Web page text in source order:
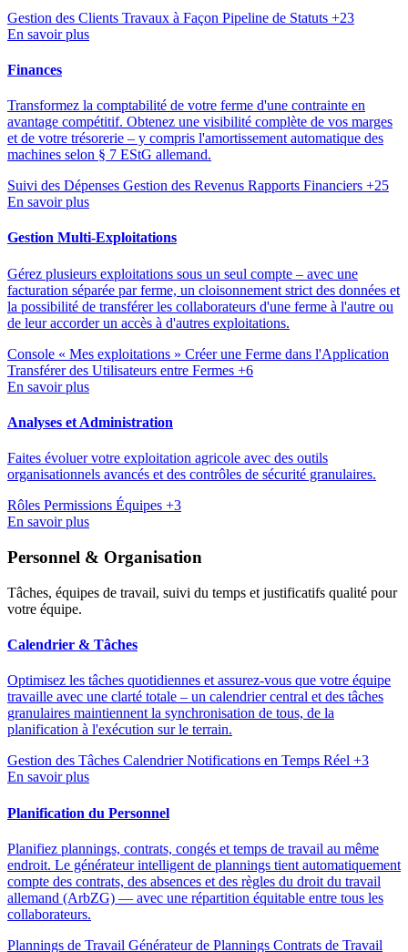
Gestion des Clients Travaux à Façon Pipeline de Statuts +23
En savoir plus
Finances
Transformez la comptabilité de votre ferme d'une contrainte en
avantage compétitif. Obtenez une visibilité complète de vos marges
et de votre trésorerie – y compris l'amortissement automatique des
machines selon § 7 EStG allemand.
Suivi des Dépenses Gestion des Revenus Rapports Financiers +25
En savoir plus
Gestion Multi-Exploitations
Gérez plusieurs exploitations sous un seul compte – avec une
facturation séparée par ferme, un cloisonnement strict des données et
la possibilité de transférer les collaborateurs d'une ferme à l'autre ou
de leur accorder un accès à d'autres exploitations.
Console « Mes exploitations » Créer une Ferme dans l'Application
Transférer des Utilisateurs entre Fermes +6
En savoir plus
Analyses et Administration
Faites évoluer votre exploitation agricole avec des outils
organisationnels avancés et des contrôles de sécurité granulaires.
Rôles Permissions Équipes +3
En savoir plus
Personnel & Organisation
Tâches, équipes de travail, suivi du temps et justificatifs qualité pour
votre équipe.
Calendrier & Tâches
Optimisez les tâches quotidiennes et assurez-vous que votre équipe
travaille avec une clarté totale – un calendrier central et des tâches
granulaires maintiennent la synchronisation de tous, de la
planification à l'exécution sur le terrain.
Gestion des Tâches CalendrierNotifications en Temps Réel +3
En savoir plus
Planification du Personnel
Planifiez plannings, contrats, congés et temps de travail au même
endroit. Le générateur intelligent de plannings tient automatiquement
compte des contrats, des absences et des règles du droit du travail
allemand (ArbZG) — avec une répartition équitable entre tous les
collaborateurs.
Plannings de Travail Générateur de Plannings Contrats de Travail